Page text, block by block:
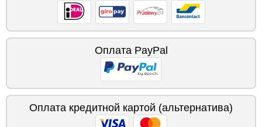
Оплата PayPal
Оплата кредитной картой (альтернатива)